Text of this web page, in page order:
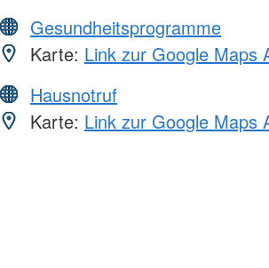
Gesundheitsprogramme
Karte: Link zur Google Maps
Hausnotruf
Karte: Link zur Google Maps